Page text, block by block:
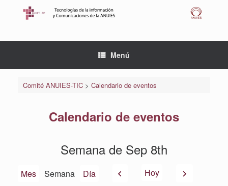
Menú
Comité ANUIES-TIC> Calendario de eventos
Calendario de eventos
Semana de Sep 8th
Mes Semana Día AnteriorHoy Siguiente